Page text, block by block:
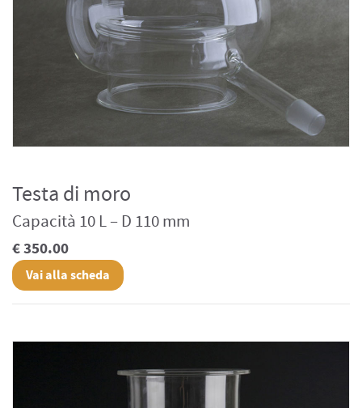
Testa di moro
Capacità 10 L – D 110 mm
€ 350.00
Vai alla scheda